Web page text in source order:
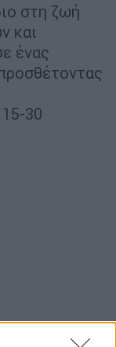
στη ζωή
και
ένας
30